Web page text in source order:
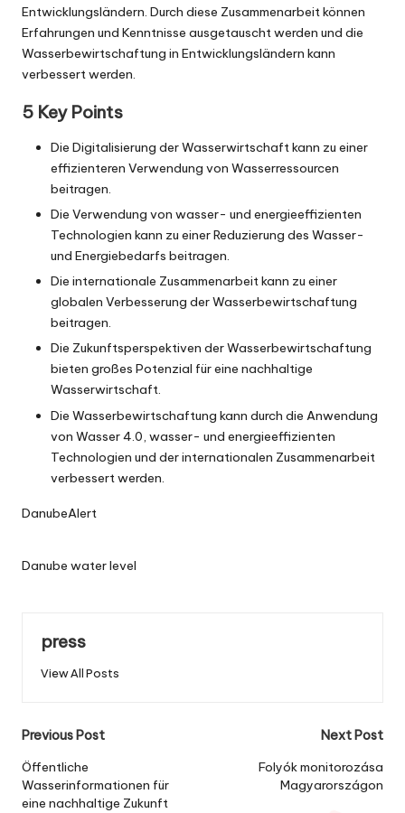
Entwicklungsländern. Durch diese Zusammenarbeit können
Erfahrungen und Kenntnisse ausgetauscht werden und die
Wasserbewirtschaftung in Entwicklungsländern kann
verbessert werden.
5 Key Points
Die Digitalisierung der Wasserwirtschaft kann zu einer
effizienteren Verwendung von Wasserressourcen
beitragen.
Die Verwendung von wasser- und energieeffizienten
Technologien kann zu einer Reduzierung des Wasser-
und Energiebedarfs beitragen.
Die internationale Zusammenarbeit kann zu einer
globalen Verbesserung der Wasserbewirtschaftung
beitragen.
Die Zukunftsperspektiven der Wasserbewirtschaftung
bieten großes Potenzial für eine nachhaltige
Wasserwirtschaft.
Die Wasserbewirtschaftung kann durch die Anwendung
von Wasser 4.0, wasser- und energieeffizienten
Technologien und der internationalen Zusammenarbeit
verbessert werden.
DanubeAlert
Danube water level
press
View All Posts
Post
navigation
Previous Post
Öffentliche
Wasserinformationen für
eine nachhaltige Zukunft
Next Post
Folyók monitorozása
Magyarországon